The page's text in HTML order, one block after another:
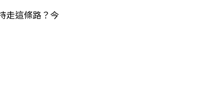
走這條路？今